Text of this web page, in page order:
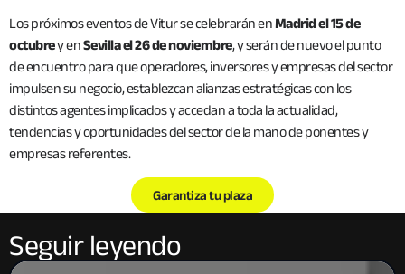
Los próximos eventos de Vitur se celebrarán enMadrid el 15 de
octubrey enSevilla el 26 de noviembre, y serán de nuevo el punto
de encuentro para que operadores, inversores y empresas del sector
impulsen su negocio, establezcan alianzas estratégicas con los
distintos agentes implicados y accedan a toda la actualidad,
tendencias y oportunidades del sector de la mano de ponentes y
empresas referentes.
Garantiza tu plaza
Seguir leyendo